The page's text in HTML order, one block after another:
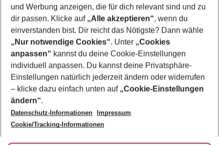
Footer
Footer navigation
Über uns
AGB
Bestpreisgarantie
Cookie-Einstellungen ändern
Cookie-Richtlinie
Agenturbetreuung
Barrierefreies Reisen
Folge uns
und Werbung anzeigen, die für dich relevant sind und zu
dir passen. Klicke auf „Alle akzeptieren“, wenn du
einverstanden bist. Dir reicht das Nötigste? Dann wähle
„Nur notwendige Cookies“. Unter „Cookies
anpassen“ kannst du deine Cookie-Einstellungen
individuell anpassen. Du kannst deine Privatsphäre-
Einstellungen natürlich jederzeit ändern oder widerrufen
– klicke dazu einfach unten auf „Cookie-Einstellungen
ändern“.
Datenschutz-Informationen
Impressum
Cookie/Tracking-Informationen